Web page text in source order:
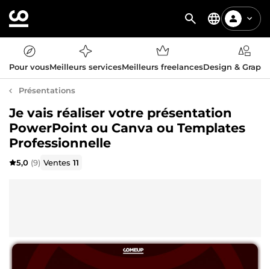
Pour vousMeilleurs servicesMeilleurs freelancesDesign &
Présentations
Je vais réaliser votre présentation
PowerPoint ou Canva ou Templates
Professionnelle
5,0 (9) Ventes11